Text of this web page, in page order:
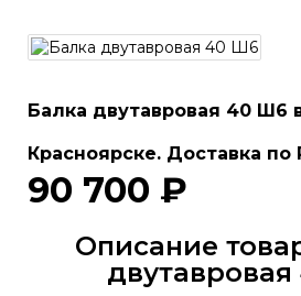
Балка двутавровая 40 Ш6
Красноярске. Доставка по
90 700 ₽
Описание